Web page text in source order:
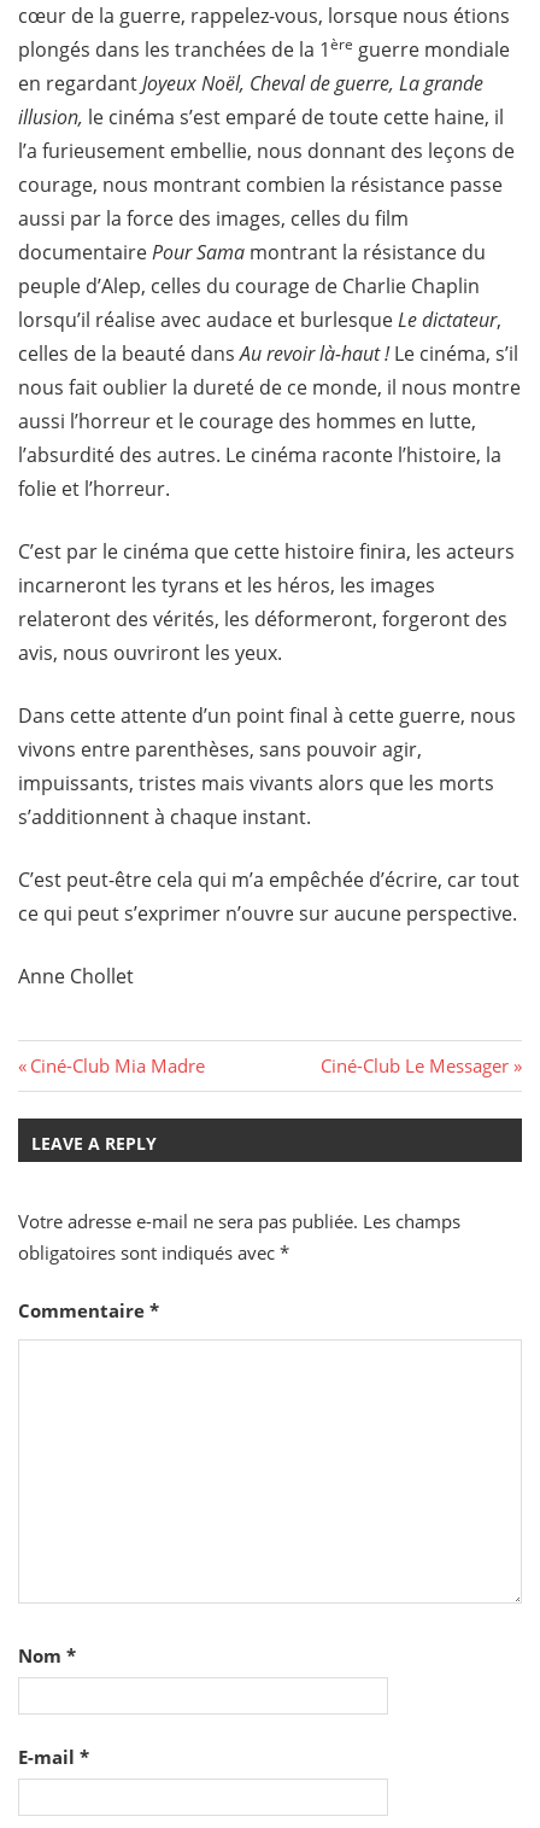
cœur de la guerre, rappelez-vous, lorsque nous étions
plongés dans les tranchées de la 1ère guerre mondiale
en regardantJoyeux Noël, Cheval de guerre, La grande
illusion, le cinéma s’est emparé de toute cette haine, il
l’a furieusement embellie, nous donnant des leçons de
courage, nous montrant combien la résistance passe
aussi par la force des images, celles du film
documentairePour Sama montrant la résistance du
peuple d’Alep, celles du courage de Charlie Chaplin
lorsqu’il réalise avec audace et burlesqueLe dictateur,
celles de la beauté dansAu revoir là-haut !Le cinéma, s’il
nous fait oublier la dureté de ce monde, il nous montre
aussi l’horreur et le courage des hommes en lutte,
l’absurdité des autres. Le cinéma raconte l’histoire, la
folie et l’horreur.
C’est par le cinéma que cette histoire finira, les acteurs
incarneront les tyrans et les héros, les images
relateront des vérités, les déformeront, forgeront des
avis, nous ouvriront les yeux.
Dans cette attente d’un point final à cette guerre, nous
vivons entre parenthèses, sans pouvoir agir,
impuissants, tristes mais vivants alors que les morts
s’additionnent à chaque instant.
C’est peut-être cela qui m’a empêchée d’écrire, car tout
ce qui peut s’exprimer n’ouvre sur aucune perspective.
Anne Chollet
Navigation
de
l’article
Previous
Post:
Ciné-Club Mia Madre
Next
Post:
Ciné-Club Le Messager
LEAVE A REPLY
Votre adresse e-mail ne sera pas publiée. Les champs
obligatoires sont indiqués avec *
Commentaire *
Nom *
E-mail *